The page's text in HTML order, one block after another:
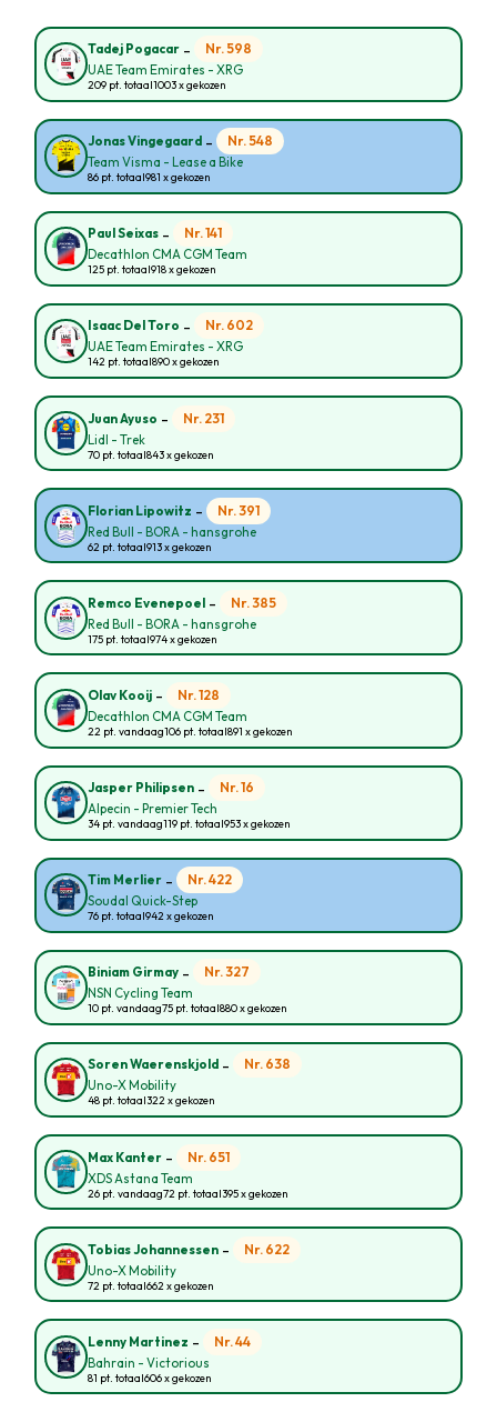
Tadej Pogacar - Nr. 598
UAE Team Emirates - XRG
209 pt. totaal1003 x gekozen
Jonas Vingegaard - Nr. 548
Team Visma - Lease a Bike
86 pt. totaal981 x gekozen
Paul Seixas - Nr. 141
Decathlon CMA CGM Team
125 pt. totaal918 x gekozen
Isaac Del Toro - Nr. 602
UAE Team Emirates - XRG
142 pt. totaal890 x gekozen
Juan Ayuso - Nr. 231
Lidl - Trek
70 pt. totaal843 x gekozen
Florian Lipowitz - Nr. 391
Red Bull - BORA - hansgrohe
62 pt. totaal913 x gekozen
Remco Evenepoel - Nr. 385
Red Bull - BORA - hansgrohe
175 pt. totaal974 x gekozen
Olav Kooij - Nr. 128
Decathlon CMA CGM Team
22 pt. vandaag106 pt. totaal891 x gekozen
Jasper Philipsen - Nr. 16
Alpecin - Premier Tech
34 pt. vandaag119 pt. totaal953 x gekozen
Tim Merlier - Nr. 422
Soudal Quick-Step
76 pt. totaal942 x gekozen
Biniam Girmay - Nr. 327
NSN Cycling Team
10 pt. vandaag75 pt. totaal880 x gekozen
Soren Waerenskjold - Nr. 638
Uno-X Mobility
48 pt. totaal322 x gekozen
Max Kanter - Nr. 651
XDS Astana Team
26 pt. vandaag72 pt. totaal395 x gekozen
Tobias Johannessen - Nr. 622
Uno-X Mobility
72 pt. totaal662 x gekozen
Lenny Martinez - Nr. 44
Bahrain - Victorious
81 pt. totaal606 x gekozen